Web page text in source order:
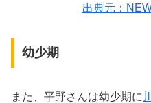
出典元：
幼少期
また、平野さんは幼少期に